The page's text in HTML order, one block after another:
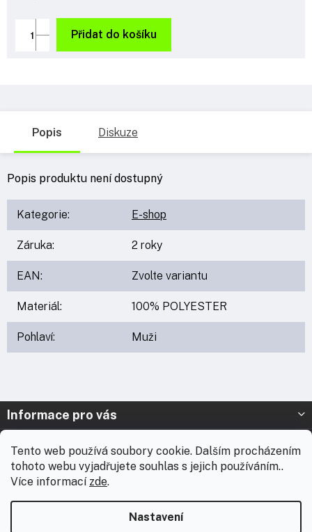
Tento web používá soubory cookie. Dalším procházením
tohoto webu vyjadřujete souhlas s jejich používáním..
Více informací zde.
Nastavení
doby nebudou expedovány žádné zásilky ani realizovány
cena:
Přidat do košíku
Popis Diskuze
Popis produktu není dostupný
Kategorie: E-shop
Záruka: 2 roky
EAN: Zvolte variantu
Materiál: 100% POLYESTER
Pohlaví: Muži
Z
p
Informace pro vás
Prodejna Nymburk
Prodejna Solnice